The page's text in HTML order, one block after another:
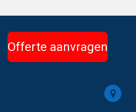
Offerte aanvragen